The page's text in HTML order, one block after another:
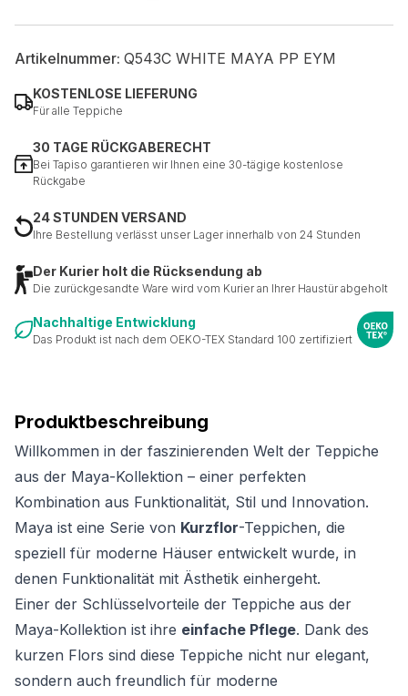
Produktbeschreibung
Willkommen in der faszinierenden Welt der Teppiche
aus der Maya-Kollektion – einer perfekten
Kombination aus Funktionalität, Stil und Innovation.
Maya ist eine Serie von Kurzflor-Teppichen, die
speziell für moderne Häuser entwickelt wurde, in
denen Funktionalität mit Ästhetik einhergeht.
Einer der Schlüsselvorteile der Teppiche aus der
Maya-Kollektion ist ihre einfache Pflege. Dank des
kurzen Flors sind diese Teppiche nicht nur elegant,
sondern auch freundlich für moderne
Artikelnummer: Q543C WHITE MAYA PP EYM
KOSTENLOSE LIEFERUNG
Für alle Teppiche
30 TAGE RÜCKGABERECHT
Bei Tapiso garantieren wir Ihnen eine 30-tägige kostenlose
Rückgabe
24 STUNDEN VERSAND
Ihre Bestellung verlässt unser Lager innerhalb von 24 Stunden
Der Kurier holt die Rücksendung ab
Die zurückgesandte Ware wird vom Kurier an Ihrer Haustür abgeholt
Nachhaltige Entwicklung
Das Produkt ist nach dem OEKO-TEX Standard 100 zertifiziert